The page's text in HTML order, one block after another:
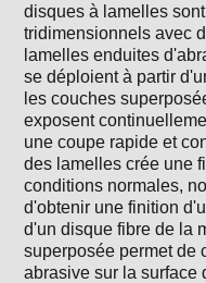
disques à lamelles
tridimensionnels avec
lamelles enduites
se déploient à partir
les couches
exposent
une coupe rapide et
des lamelles crée une
conditions normales,
d'obtenir une finition
d'un disque fibre de la
superposée permet de
abrasive sur la surface